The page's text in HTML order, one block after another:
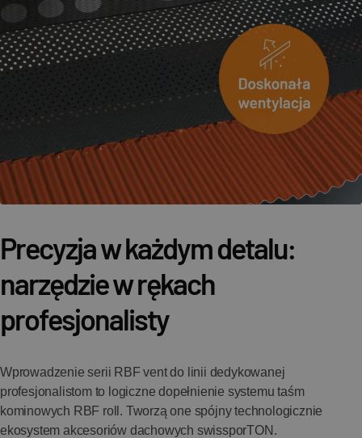
Precyzja w każdym detalu:
narzędzie w rękach
profesjonalisty
Wprowadzenie serii RBF vent do linii dedykowanej
profesjonalistom to logiczne dopełnienie systemu taśm
kominowych RBF roll. Tworzą one spójny technologicznie
ekosystem akcesoriów dachowych swissporTON.